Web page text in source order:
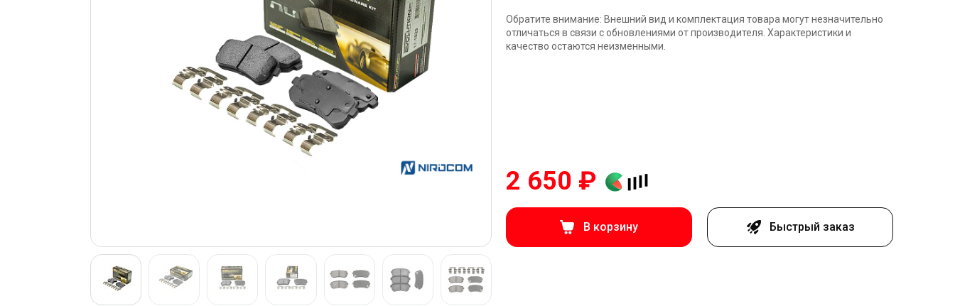
Обратите внимание: Внешний вид и комплектация товара могут незначительно
отличаться в связи с обновлениями от производителя. Характеристики и
качество остаются неизменными.
2 650 ₽
В корзину Быстрый заказ